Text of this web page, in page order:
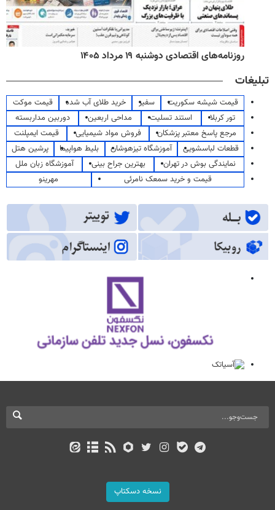
روزنامه‌های اقتصادی دوشنبه ۱۹ مرداد ۱۴۰۵
تبلیغات
قیمت شیشه سکوریت سفیر خرید طلای آب شده
قیمت موکت
تور کربلا
استند تسلیت مداحی اربعین
دوربین مداربسته
مرجع پاسخ معتبر پزشکان
فروش مواد شیمیایی
قیمت ایمپلنت
قطعات لباسشویی
آموزشگاه تیزهوشان بلیط هواپیما
پرشین هتل
نمایندگی بوش در تهران
بهترین جراح بینی
آموزشگاه زبان ملل
قیمت و خرید سمعک نامرئی
مهرینو
نسخه دسکتاپ